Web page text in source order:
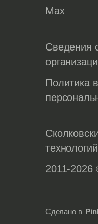
Max
Сведения
Политика
технологий
2011-2026
Сделано в